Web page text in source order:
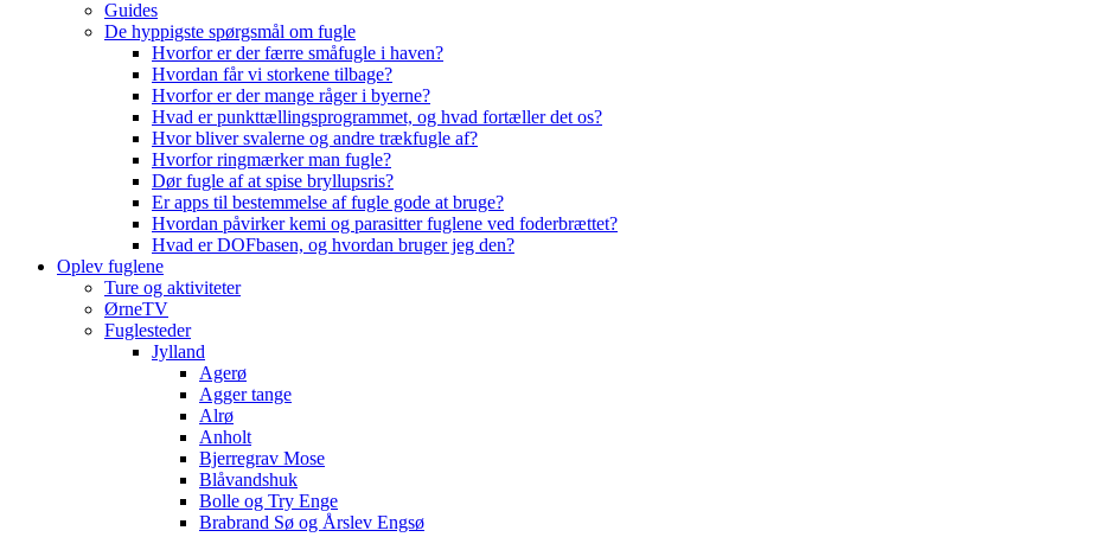
Guides
De hyppigste spørgsmål om fugle
Hvorfor er der færre småfugle i haven?
Hvordan får vi storkene tilbage?
Hvorfor er der mange råger i byerne?
Hvad er punkttællingsprogrammet, og hvad fortæller det os?
Hvor bliver svalerne og andre trækfugle af?
Hvorfor ringmærker man fugle?
Dør fugle af at spise bryllupsris?
Er apps til bestemmelse af fugle gode at bruge?
Hvordan påvirker kemi og parasitter fuglene ved foderbrættet?
Hvad er DOFbasen, og hvordan bruger jeg den?
Oplev fuglene
Ture og aktiviteter
ØrneTV
Fuglesteder
Jylland
Agerø
Agger tange
Alrø
Anholt
Bjerregrav Mose
Blåvandshuk
Bolle og Try Enge
Brabrand Sø og Årslev Engsø